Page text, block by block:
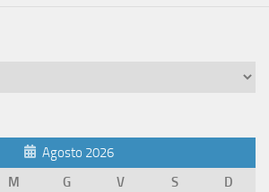
Agosto 2026
M G V S
D